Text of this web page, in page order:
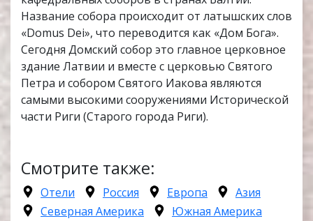
Название собора происходит от латышских слов
«Domus Dei», что переводится как «Дом Бога».
Сегодня Домский собор это главное церковное
здание Латвии и вместе с церковью Святого
Петра и собором Святого Иакова являются
самыми высокими сооружениями Исторической
части Риги (Старого города Риги).
Смотрите также:
Отели Россия Европа
Азия
Северная Америка
Южная Америка